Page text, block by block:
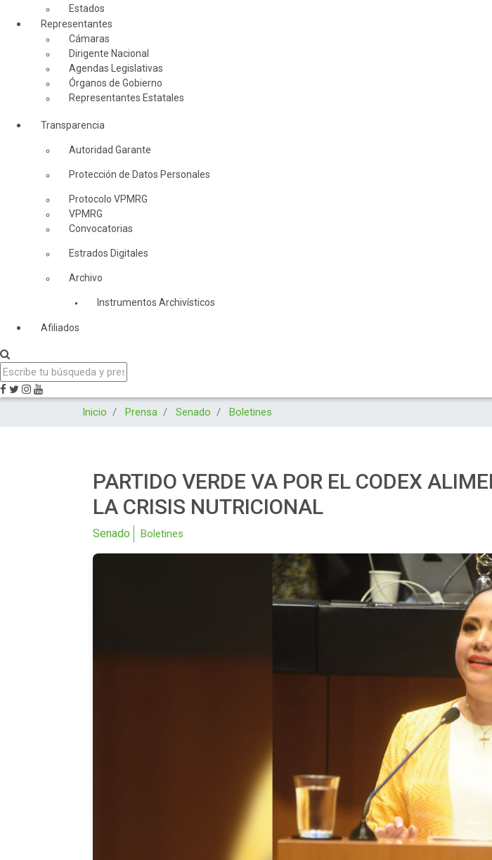
Estados
Representantes
Cámaras
Dirigente Nacional
Agendas Legislativas
Órganos de Gobierno
Representantes Estatales
Transparencia
Autoridad Garante
Protección de Datos Personales
Protocolo VPMRG
VPMRG
Convocatorias
Estrados Digitales
Archivo
Instrumentos Archivísticos
Afiliados
Inicio Prensa Senado Boletines
PARTIDO VERDE VA POR EL CODEX
LA CRISIS NUTRICIONAL
Senado Boletines